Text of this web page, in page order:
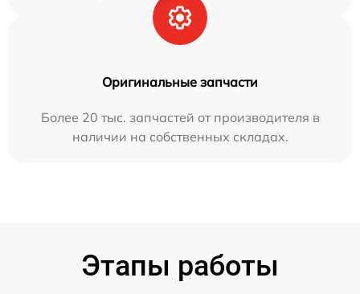
Оригинальные запчасти
Более 20 тыс. запчастей от производителя в
наличии на собственных складах.
Этапы работы